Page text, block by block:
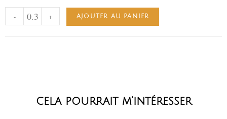
- + AJOUTER AU PANIER
cela pourrait m’intéresser